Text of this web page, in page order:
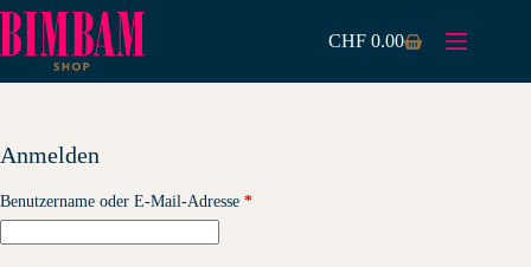
Zum
Inhalt
springen
Warenkorb
CHF 0.00
Anmelden
Benutzername oder E-Mail-Adresse *Erforderlich